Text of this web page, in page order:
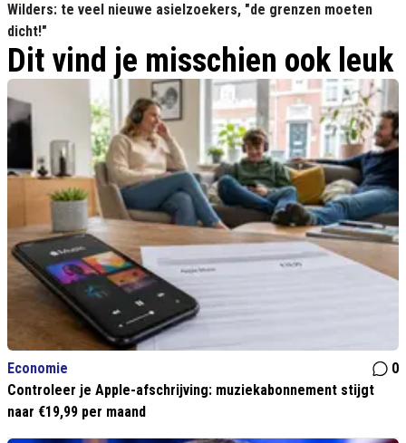
Wilders: te veel nieuwe asielzoekers, "de grenzen moeten
dicht!"
Dit vind je misschien ook leuk
Economie
0
Controleer je Apple-afschrijving: muziekabonnement stijgt
naar €19,99 per maand